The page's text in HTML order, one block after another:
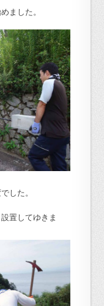
ました。
した。
置してゆきま